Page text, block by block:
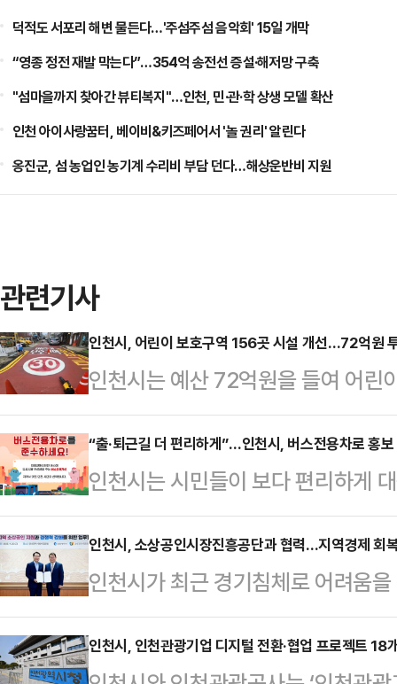
덕적도 서포리 해변 물든다…'주섬주섬 음악회' 15일 개막
“영종 정전 재발 막는다”…354억 송전선 증설·해저망 구축
"섬마을까지 찾아간 뷰티복지"…인천, 민·관·학 상생 모델 확산
인천 아이사랑꿈터, 베이비&키즈페어서 '놀 권리' 알린다
옹진군, 섬 농업인 농기계 수리비 부담 던다…해상운반비 지원
관련기사
인천시, 어린이 보호구역 156곳 시설 개선…72억원
인천시는 예산 72억원을 들여 어린
28일 밝혔다.시는 인천 전역에 있
후 교통안전시설과 과속방지턱 등
도를 잘 볼 수 있도록 새로 도색하
인천에는 초등학교, 유치원, 어린
구역으로 지정돼 운영 중이다.인천
교통 공간이 아니라 아이들의 생명
며 “시민 모두가 안심할 수…
“출·퇴근길 더 편리하게”…인천시, 버스전용차로 홍
인천시는 시민들이 보다 편리하게
로 운영 구간에 대한 홍보를 강화
에 도로 이용의 우선권을 부여함으
혼잡을 해소하기 위한 정책이다.출
서울 및 인천 지역 간 이동 편의성
잦은 구간과 민원·신고가 많은 지
인천시, 소상공인시장진흥공단과 협력…지역경제 회
인천시가 최근 경기침체로 어려움
생태계 구축에 나섰다.인천시는 25
인 지원 및 경쟁력 강화를 위한 주
인천시, 인천관광기업 디지털 전환·협업 프로젝트 18